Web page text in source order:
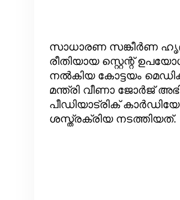
സാധാരണ സങ്കീർണ
രീതിയായ സ്റ്റെന്റ്
നൽകിയ കോട്ടയം
മന്ത്രി വീണാ ജോർജ്
പീഡിയാട്രിക്
ശസ്ത്രക്രിയ നടത്തിയത്.